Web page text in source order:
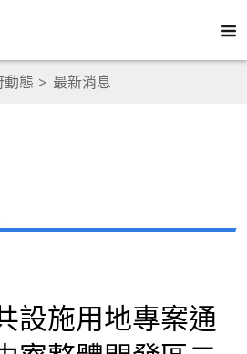
動態 最新消息
設施用地專案通